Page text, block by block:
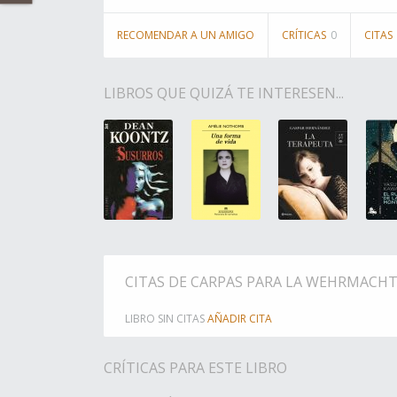
RECOMENDAR A UN AMIGO CRÍTICAS 0 CITAS
LIBROS QUE QUIZÁ TE INTERESEN...
CITAS DE CARPAS PARA LA WEHRMACHT
LIBRO SIN CITASAÑADIR CITA
CRÍTICAS PARA ESTE LIBRO